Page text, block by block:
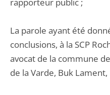
La parole ayant été
conclusions, à la SCP
avocat de la commune
de la Varde, Buk